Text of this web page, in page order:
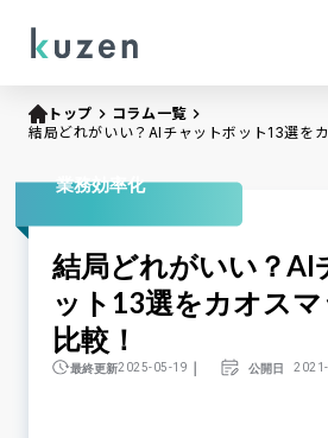
トップ keyboard_arrow_right コラム一覧keyboard_arrow_right
結局どれがいい？AIチャットボット13選を
業務効率化
結局どれがいい？AI
ット13選をカオス
比較！
最終更新2025-05-19 ｜ 公開日